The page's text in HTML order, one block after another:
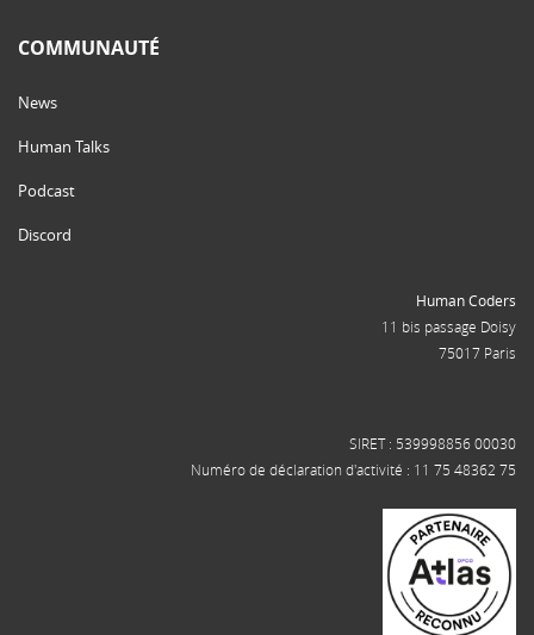
COMMUNAUTÉ
News
Human Talks
Podcast
Discord
Human Coders
11 bis passage Doisy
75017 Paris
SIRET : 539998856 00030
Numéro de déclaration d'activité : 11 75 48362 75